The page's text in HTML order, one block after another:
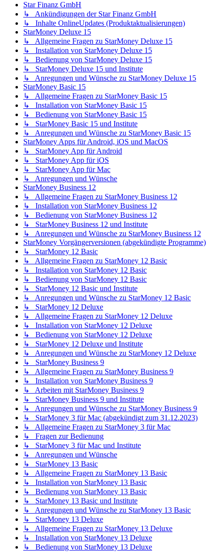
Star Finanz GmbH
↳ Ankündigungen der Star Finanz GmbH
↳ Inhalte OnlineUpdates (Produktaktualisierungen)
StarMoney Deluxe 15
↳ Allgemeine Fragen zu StarMoney Deluxe 15
↳ Installation von StarMoney Deluxe 15
↳ Bedienung von StarMoney Deluxe 15
↳ StarMoney Deluxe 15 und Institute
↳ Anregungen und Wünsche zu StarMoney Deluxe 15
StarMoney Basic 15
↳ Allgemeine Fragen zu StarMoney Basic 15
↳ Installation von StarMoney Basic 15
↳ Bedienung von StarMoney Basic 15
↳ StarMoney Basic 15 und Institute
↳ Anregungen und Wünsche zu StarMoney Basic 15
StarMoney Apps für Android, iOS und MacOS
↳ StarMoney App für Android
↳ StarMoney App für iOS
↳ StarMoney App für Mac
↳ Anregungen und Wünsche
StarMoney Business 12
↳ Allgemeine Fragen zu StarMoney Business 12
↳ Installation von StarMoney Business 12
↳ Bedienung von StarMoney Business 12
↳ StarMoney Business 12 und Institute
↳ Anregungen und Wünsche zu StarMoney Business 12
StarMoney Vorgängerversionen (abgekündigte Programme)
↳ StarMoney 12 Basic
↳ Allgemeine Fragen zu StarMoney 12 Basic
↳ Installation von StarMoney 12 Basic
↳ Bedienung von StarMoney 12 Basic
↳ StarMoney 12 Basic und Institute
↳ Anregungen und Wünsche zu StarMoney 12 Basic
↳ StarMoney 12 Deluxe
↳ Allgemeine Fragen zu StarMoney 12 Deluxe
↳ Installation von StarMoney 12 Deluxe
↳ Bedienung von StarMoney 12 Deluxe
↳ StarMoney 12 Deluxe und Institute
↳ Anregungen und Wünsche zu StarMoney 12 Deluxe
↳ StarMoney Business 9
↳ Allgemeine Fragen zu StarMoney Business 9
↳ Installation von StarMoney Business 9
↳ Arbeiten mit StarMoney Business 9
↳ StarMoney Business 9 und Institute
↳ Anregungen und Wünsche zu StarMoney Business 9
↳ StarMoney 3 für Mac (abgekündigt zum 31.12.2023)
↳ Allgemeine Fragen zu StarMoney 3 für Mac
↳ Fragen zur Bedienung
↳ StarMoney 3 für Mac und Institute
↳ Anregungen und Wünsche
↳ StarMoney 13 Basic
↳ Allgemeine Fragen zu StarMoney 13 Basic
↳ Installation von StarMoney 13 Basic
↳ Bedienung von StarMoney 13 Basic
↳ StarMoney 13 Basic und Institute
↳ Anregungen und Wünsche zu StarMoney 13 Basic
↳ StarMoney 13 Deluxe
↳ Allgemeine Fragen zu StarMoney 13 Deluxe
↳ Installation von StarMoney 13 Deluxe
↳ Bedienung von StarMoney 13 Deluxe